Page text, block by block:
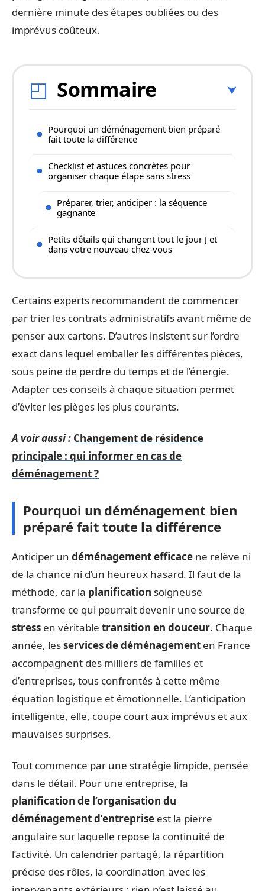
dernière minute des étapes oubliées ou des
imprévus coûteux.
Sommaire
Pourquoi un déménagement bien préparé
fait toute la différence
Checklist et astuces concrètes pour
organiser chaque étape sans stress
Préparer, trier, anticiper : la séquence
gagnante
Petits détails qui changent tout le jour J et
dans votre nouveau chez-vous
Certains experts recommandent de commencer
par trier les contrats administratifs avant même de
penser aux cartons. D’autres insistent sur l’ordre
exact dans lequel emballer les différentes pièces,
sous peine de perdre du temps et de l’énergie.
Adapter ces conseils à chaque situation permet
d’éviter les pièges les plus courants.
A voir aussi : Changement de résidence
principale : qui informer en cas de
déménagement ?
Pourquoi un déménagement bien
préparé fait toute la différence
Anticiper un déménagement efficace ne relève ni
de la chance ni d’un heureux hasard. Il faut de la
méthode, car la planification soigneuse
transforme ce qui pourrait devenir une source de
stress en véritable transition en douceur. Chaque
année, lesservices de déménagement en France
accompagnent des milliers de familles et
d’entreprises, tous confrontés à cette même
équation logistique et émotionnelle. L’anticipation
intelligente, elle, coupe court aux imprévus et aux
mauvaises surprises.
Tout commence par une stratégie limpide, pensée
dans le détail. Pour une entreprise, la
planification de l’organisation du
déménagement d’entreprise est la pierre
angulaire sur laquelle repose la continuité de
l’activité. Un calendrier partagé, la répartition
précise des rôles, la coordination avec les